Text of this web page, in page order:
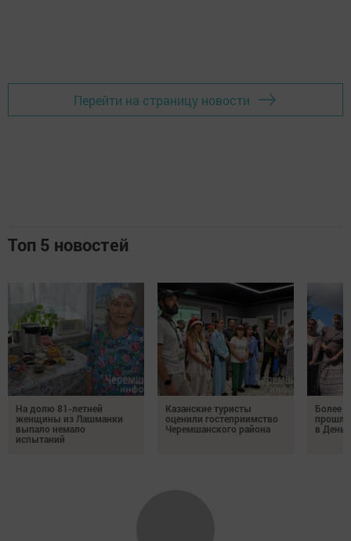
Перейти на страницу новости
Топ 5 новостей
На долю 81-летней
женщины из Лашманки
выпало немало
испытаний
Казанские туристы
оценили гостеприимство
Черемшанского района
Более
в День